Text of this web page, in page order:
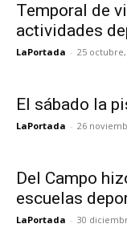
Temporal de
actividades
LaPortada - 25 octubre,
El sábado la
LaPortada - 26
Del Campo
escuelas
LaPortada - 30